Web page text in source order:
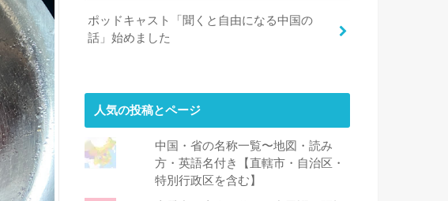
ポッドキャスト「聞くと自由になる中国の
話」始めました
人気の投稿とページ
中国・省の名称一覧〜地図・読み
方・英語名付き【直轄市・自治区・
特別行政区を含む】